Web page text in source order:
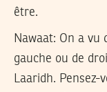
être.
Nawaat: On a vu
gauche ou de
Laaridh. Pensez-